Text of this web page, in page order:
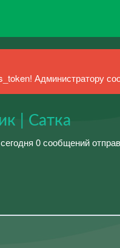
Администратору
| Сатка
0 сообщений